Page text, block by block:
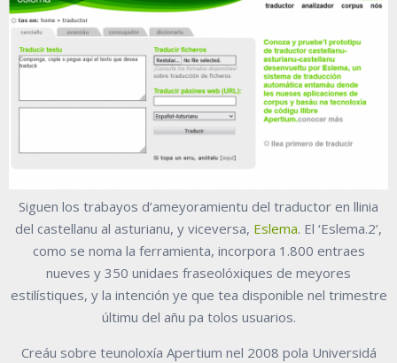
Siguen los trabayos d’ameyoramientu del traductor en llinia
del castellanu al asturianu, y viceversa, Eslema. El ‘Eslema.2’,
como se noma la ferramienta, incorpora 1.800 entraes
nueves y 350 unidaes fraseolóxiques de meyores
estilístiques, y la intención ye que tea disponible nel trimestre
últimu del añu pa tolos usuarios.
Creáu sobre teunoloxía Apertium nel 2008 pola Universidá